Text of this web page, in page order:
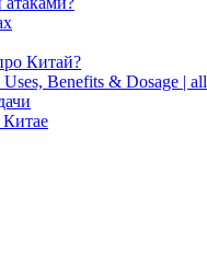
Китай?
Benefits & Dosage |
Китае